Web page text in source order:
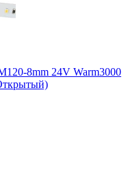
8mm 24V Warm3000